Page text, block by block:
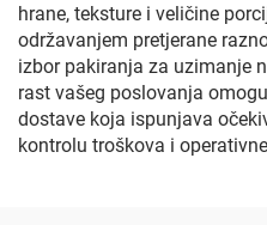
hrane, teksture i veličine
održavanjem pretjerane
izbor pakiranja za uzimanje
rast vašeg poslovanja
dostave koja ispunjava
kontrolu troškova i